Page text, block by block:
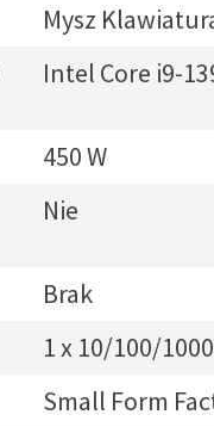
Mysz
Intel Core i9-
450 W
Nie
Brak
1 x 10/100/
Small Form